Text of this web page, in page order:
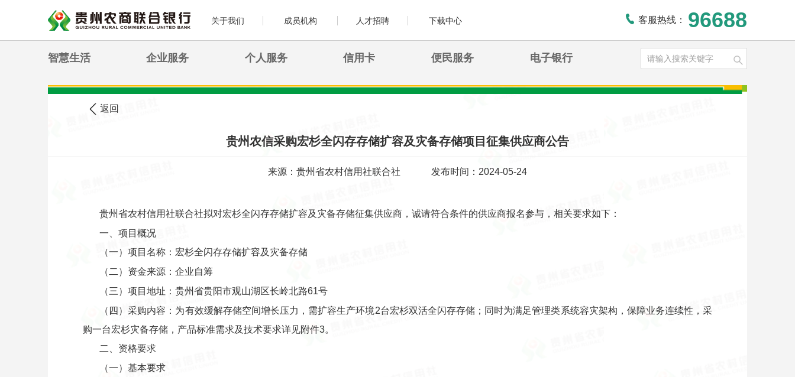
关于我们 成员机构 人才招聘 下载中心 客服热线： 96688
智慧生活 企业服务 个人服务 信用卡 便民服务 电子银行
您现在的位置: 农信公告
返回
贵州农信采购宏杉全闪存存储扩容及灾备存储项目征集供应商公告
来源：贵州省农村信用社联合社 发布时间：2024-05-24
贵州省农村信用社联合社拟对宏杉全闪存存储扩容及灾备存储征集供应商，诚请符合条件的供应商报名参与，相关要求如下：
一、项目概况
（一）项目名称：宏杉全闪存存储扩容及灾备存储
（二）资金来源：企业自筹
（三）项目地址：贵州省贵阳市观山湖区长岭北路61号
（四）采购内容：为有效缓解存储空间增长压力，需扩容生产环境2台宏杉双活全闪存存储；同时为满足管理类系统容灾架构，保障业务连续性，采
购一台宏杉灾备存储，产品标准需求及技术要求详见附件3。
二、资格要求
（一）基本要求